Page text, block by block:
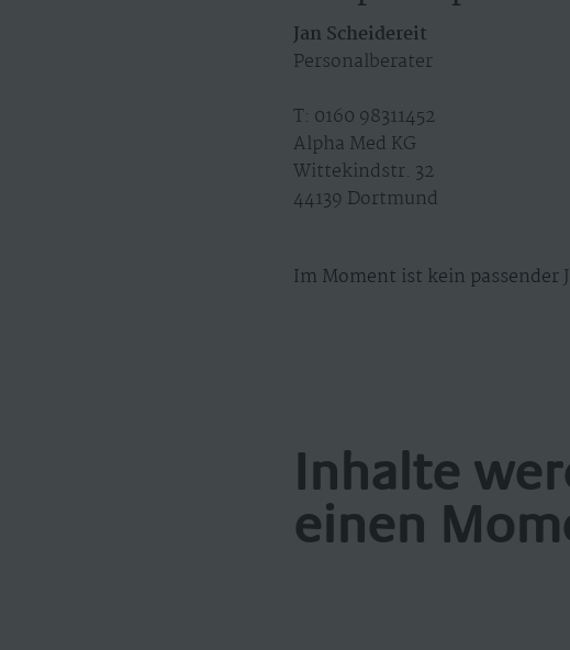
Jan Scheidereit
Personalberater
T: 0160 98311452
Alpha Med KG
Wittekindstr. 32
44139 Dortmund
Im Moment ist kein passender
Inhalte
einen